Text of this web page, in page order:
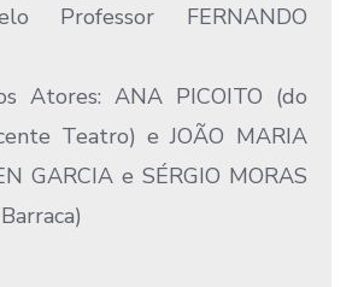
Professor FERNANDO
Atores: ANA PICOITO (do
Teatro) e JOÃO MARIA
GARCIA e SÉRGIO MORAS